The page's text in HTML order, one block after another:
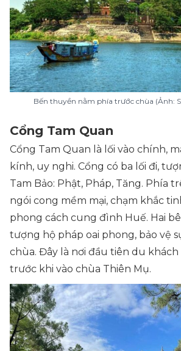
Bến thuyền nằm phía trước chùa (Ảnh:
Cổng Tam Quan
Cổng Tam Quan là lối vào chính,
kính, uy nghi. Cổng có ba lối đi,
Tam Bảo: Phật, Pháp, Tăng. Phía
ngói cong mềm mại, chạm khắc
phong cách cung đình Huế. Hai
tượng hộ pháp oai phong, bảo vệ
chùa. Đây là nơi đầu tiên du
trước khi vào chùa Thiên Mụ.